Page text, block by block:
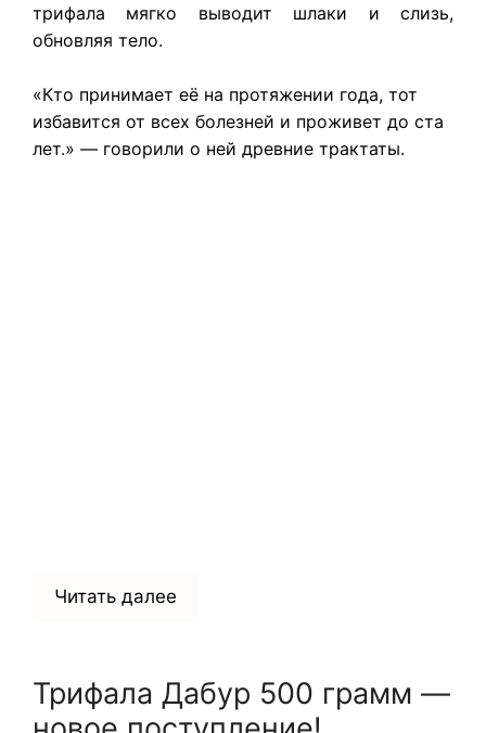
трифала мягко выводит шлаки и слизь,
обновляя тело.
«Кто принимает её на протяжении года, тот
избавится от всех болезней и проживет до ста
лет.» — говорили о ней древние трактаты.
Читать далее
Трифала Дабур 500 грамм —